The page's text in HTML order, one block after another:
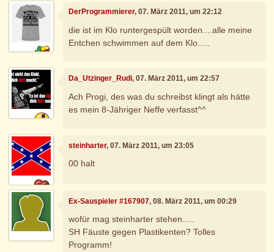
DerProgrammierer, 07. März 2011, um 22:12
die ist im Klo runtergespült worden....alle meine
Entchen schwimmen auf dem Klo.....
Da_Utzinger_Rudi, 07. März 2011, um 22:57
Ach Progi, des was du schreibst klingt als hätte
es mein 8-Jähriger Neffe verfasst^^
steinharter, 07. März 2011, um 23:05
00 halt
Ex-Sauspieler #167907, 08. März 2011, um 00:29
wofür mag steinharter stehen.....
SH Fäuste gegen Plastikenten? Tolles
Programm!